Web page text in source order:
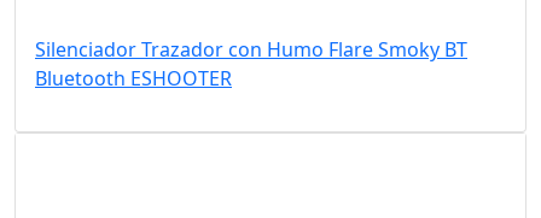
Silenciador Trazador con Humo Flare Smoky BT
Bluetooth ESHOOTER